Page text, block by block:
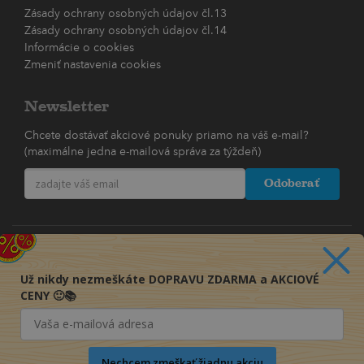
Zásady ochrany osobných údajov čl.13
Zásady ochrany osobných údajov čl.14
Informácie o cookies
Zmeniť nastavenia cookies
Newsletter
Chcete dostávať akciové ponuky priamo na váš e-mail?
(maximálne jedna e-mailová správa za týždeň)
Odoberať
Už nikdy nezmeškáte DOPRAVU ZDARMA a AKCIOVÉ
CENY 🙂📚